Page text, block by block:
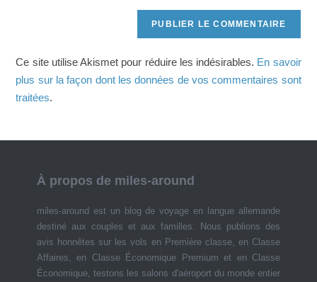
Ce site utilise Akismet pour réduire les indésirables. En savoir
plus sur la façon dont les données de vos commentaires sont
traitées.
À propos de miles-around
miles-around est un blog de voyage en langue allemande
destiné aux couples et aux familles. Nous publions des
avis honnêtes sur les vols en Première classe, en Classe
Affaires, en Classe Économique Premium et en Classe
Économique, testons les salons d'aéroport du monde entier